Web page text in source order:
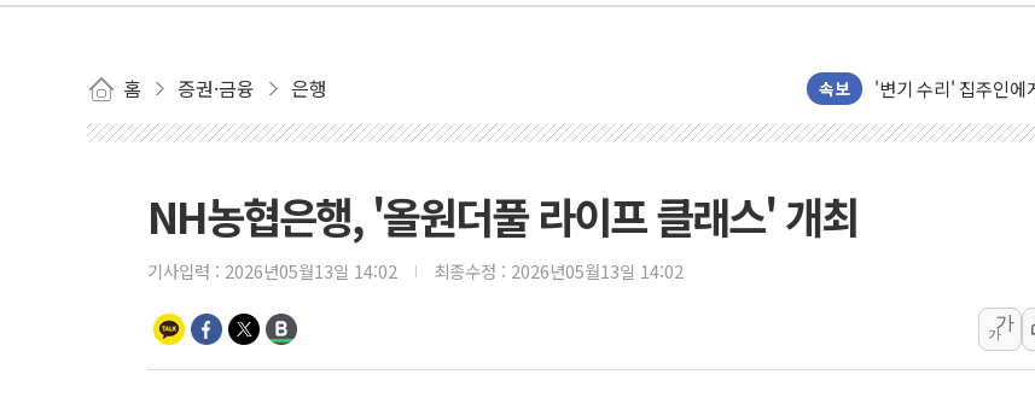
홈 증권·금융 은행 속보
李대통령, 호우 피해
워트, 상반기 영업이
프롬바이오, 10일
푸본현대생명, 육군
교보생명, '교보K-맞
벼랑 끝 선 '동전주'
NH농협은행, '올원더풀 라이프 클래스' 개최
기사입력 : 2026년05월13일 14:02 최종수정 : 2026년05월13일 14:02
가
가